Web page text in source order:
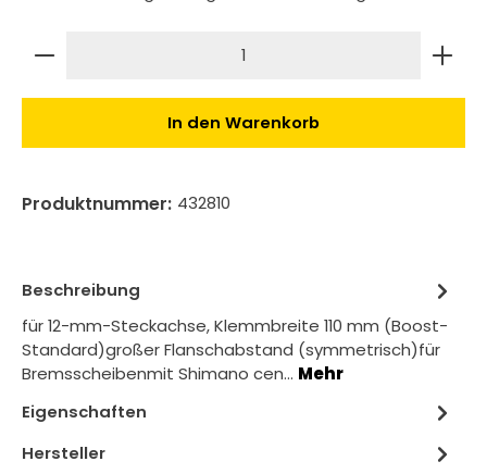
Produkt Anzahl: Gib den gewünschten Wert
In den Warenkorb
Produktnummer: 432810
Beschreibung
für 12-mm-Steckachse, Klemmbreite 110 mm (Boost-
Standard)großer Flanschabstand (symmetrisch)für
Bremsscheibenmit Shimano cen… Mehr
Eigenschaften
Hersteller